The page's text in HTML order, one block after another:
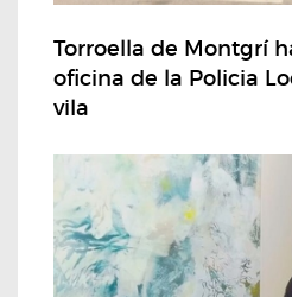
Torroella de Montgrí
oficina de la Policia
vila